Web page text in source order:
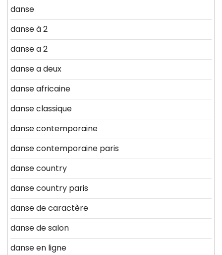
danse
danse à 2
danse a 2
danse a deux
danse africaine
danse classique
danse contemporaine
danse contemporaine paris
danse country
danse country paris
danse de caractère
danse de salon
danse en ligne